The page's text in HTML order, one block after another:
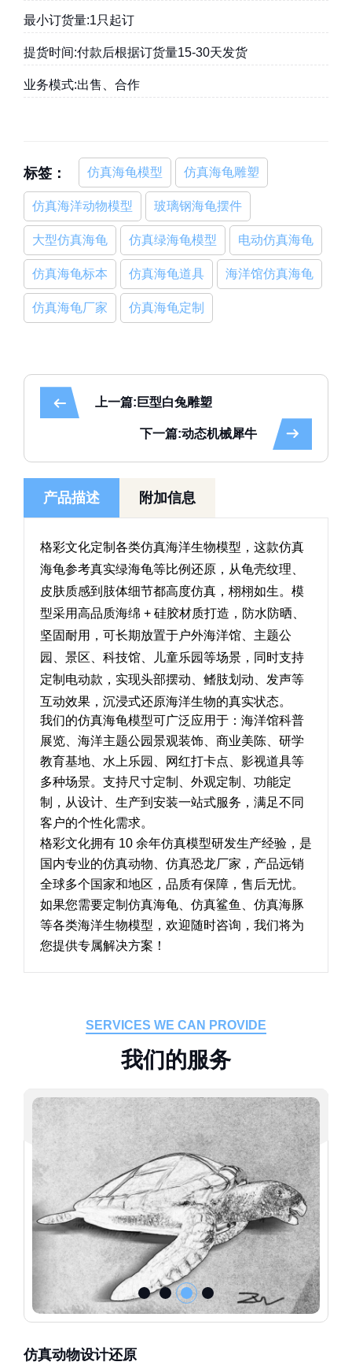
最小订货量:1只起订
提货时间:付款后根据订货量15-30天发货
业务模式:出售、合作
标签： 仿真海龟模型 仿真海龟雕塑
仿真海洋动物模型 玻璃钢海龟摆件
大型仿真海龟 仿真绿海龟模型 电动仿真海龟
仿真海龟标本 仿真海龟道具 海洋馆仿真海龟
仿真海龟厂家 仿真海龟定制
上一篇:巨型白兔雕塑
下一篇:动态机械犀牛
产品描述 附加信息
格彩文化定制各类仿真海洋生物模型，这款仿真
海龟参考真实绿海龟等比例还原，从龟壳纹理、
皮肤质感到肢体细节都高度仿真，栩栩如生。模
型采用高品质海绵 + 硅胶材质打造，防水防晒、
坚固耐用，可长期放置于户外海洋馆、主题公
园、景区、科技馆、儿童乐园等场景，同时支持
定制电动款，实现头部摆动、鳍肢划动、发声等
互动效果，沉浸式还原海洋生物的真实状态。
我们的仿真海龟模型可广泛应用于：海洋馆科普
展览、海洋主题公园景观装饰、商业美陈、研学
教育基地、水上乐园、网红打卡点、影视道具等
多种场景。支持尺寸定制、外观定制、功能定
制，从设计、生产到安装一站式服务，满足不同
客户的个性化需求。
格彩文化拥有 10 余年仿真模型研发生产经验，是
国内专业的仿真动物、仿真恐龙厂家，产品远销
全球多个国家和地区，品质有保障，售后无忧。
如果您需要定制仿真海龟、仿真鲨鱼、仿真海豚
等各类海洋生物模型，欢迎随时咨询，我们将为
您提供专属解决方案！
SERVICES WE CAN PROVIDE
我们的服务
仿真动物设计还原